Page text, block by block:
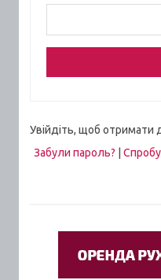
Увійдіть, щоб отримати
Забули пароль?